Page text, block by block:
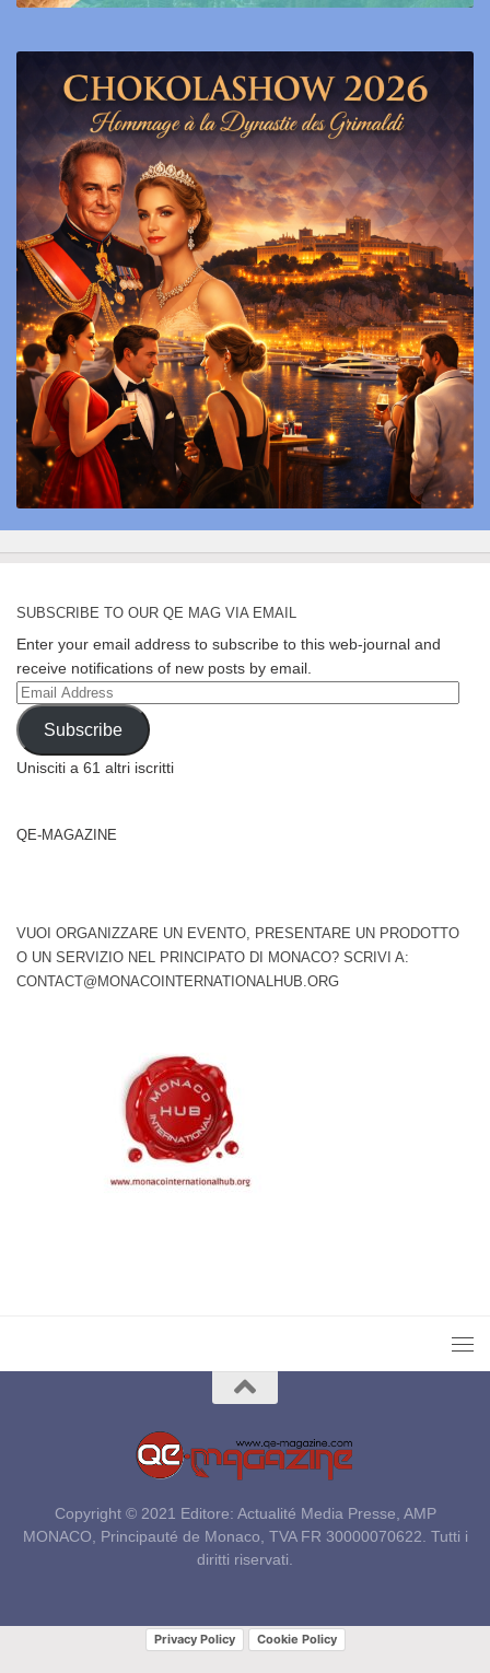
SUBSCRIBE TO OUR QE MAG VIA EMAIL
Enter your email address to subscribe to this web-journal and
receive notifications of new posts by email.
Email
Address
Subscribe
Unisciti a 61 altri iscritti
QE-MAGAZINE
VUOI ORGANIZZARE UN EVENTO, PRESENTARE UN PRODOTTO
O UN SERVIZIO NEL PRINCIPATO DI MONACO? SCRIVI A:
CONTACT@MONACOINTERNATIONALHUB.ORG
Copyright © 2021 Editore: Actualité Media Presse, AMP
MONACO, Principauté de Monaco, TVA FR 30000070622. Tutti i
diritti riservati.
Privacy Policy Cookie Policy